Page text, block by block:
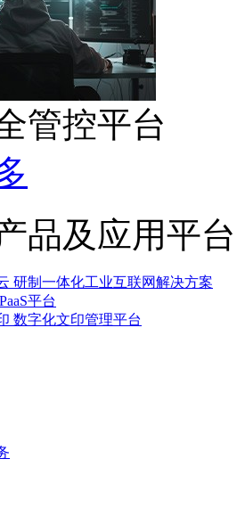
管控平台
品及应用平台
研制一体化工业互联网解决方案
平台
数字化文印管理平台